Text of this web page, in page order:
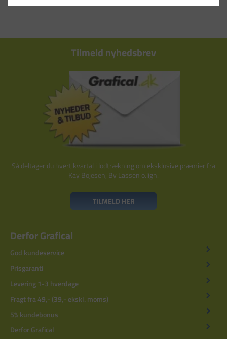
Tilmeld nyhedsbrev
Så deltager du hvert kvartal i lodtrækning om eksklusive præmier fra
Kay Bojesen, By Lassen o.lign.
TILMELD HER
Derfor Grafical
God kundeservice
Prisgaranti
Levering 1-3 hverdage
Fragt fra 49,- (39,- ekskl. moms)
5% kundebonus
Derfor Grafical